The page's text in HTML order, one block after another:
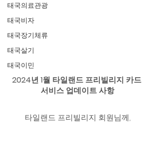
태국의료관광
태국비자
태국장기체류
태국살기
태국이민
2024년 1월 타일랜드 프리빌리지 카드
서비스 업데이트 사항
타일랜드 프리빌리지 회원님께,